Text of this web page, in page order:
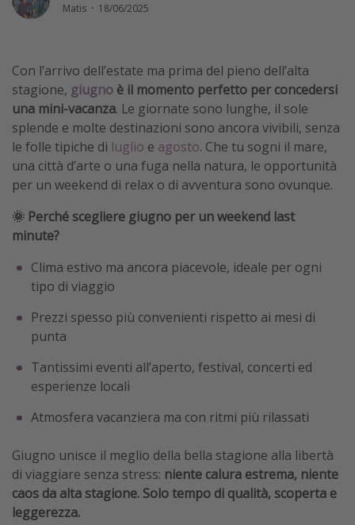
Viaggi per single
Travel magazine
Calendario di viaggio
Festività del 2026
Città più visitate
Matis · 18/06/2025
Con l’arrivo dell’estate ma prima del pieno dell’alta
stagione, giugno è il momento perfetto per concedersi
una mini-vacanza. Le giornate sono lunghe, il sole
splende e molte destinazioni sono ancora vivibili, senza
le folle tipiche di luglio e agosto. Che tu sogni il mare,
una città d’arte o una fuga nella natura, le opportunità
per un weekend di relax o di avventura sono ovunque.
🌞 Perché scegliere giugno per un weekend last
minute?
Clima estivo ma ancora piacevole, ideale per ogni
tipo di viaggio
Prezzi spesso più convenienti rispetto ai mesi di
punta
Tantissimi eventi all’aperto, festival, concerti ed
esperienze locali
Atmosfera vacanziera ma con ritmi più rilassati
Giugno unisce il meglio della bella stagione alla libertà
di viaggiare senza stress: niente calura estrema, niente
caos da alta stagione. Solo tempo di qualità, scoperta e
leggerezza.